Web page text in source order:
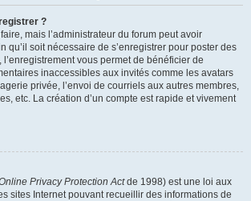
?
mais l’administrateur du forum peut avoir
qu’il soit nécessaire de s’enregistrer pour poster des
vous permet de bénéficier de
inaccessibles aux invités comme les avatars
privée, l’envoi de courriels aux autres membres,
etc. La création d’un compte est rapide et vivement
Privacy Protection Actde 1998) est une loi aux
sites Internet pouvant recueillir des informations de